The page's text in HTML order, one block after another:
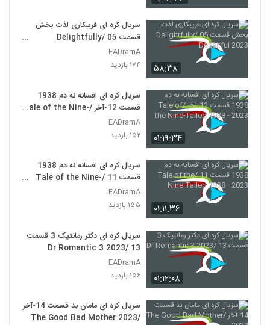
۵۸:۳۸
سریال کره ای فریبکاری لذت بخش
قسمت 05 /Delightfully
Deceitful 2023
EADramA
۱۷۴ بازدید
۰۱:۱۹:۳۴
سریال کره ای افسانه نه دم 1938
قسمت 12-آخر /Tale of the Nine-
Tailed 1938 - 2023
EADramA
۱۵۲ بازدید
۰۱:۱۱:۳۶
سریال کره ای افسانه نه دم 1938
قسمت 11 /Tale of the Nine-
Tailed 1938 - 2023
EADramA
۱۵۵ بازدید
۰۱:۱۲:۰۸
سریال کره ای دکتر رمانتیک 3 قسمت
13 /Dr Romantic 3 2023
EADramA
۱۵۶ بازدید
سریال کره‌ ای مامان بد قسمت 14-آخر
/The Good Bad Mother 2023